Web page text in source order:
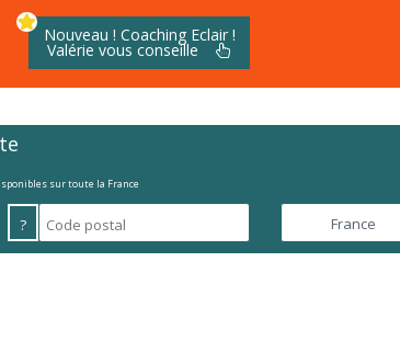
Nouveau ! Coaching Eclair !
Valérie vous conseille
sur toute la France
?